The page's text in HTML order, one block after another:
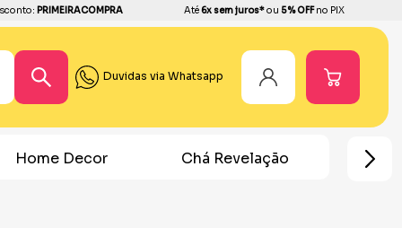
PRIMEIRACOMPRA Até6x sem juros*ou 5% OFFno PIX
Duvidas via Whatsapp
Home Decor Chá Revelação Festa